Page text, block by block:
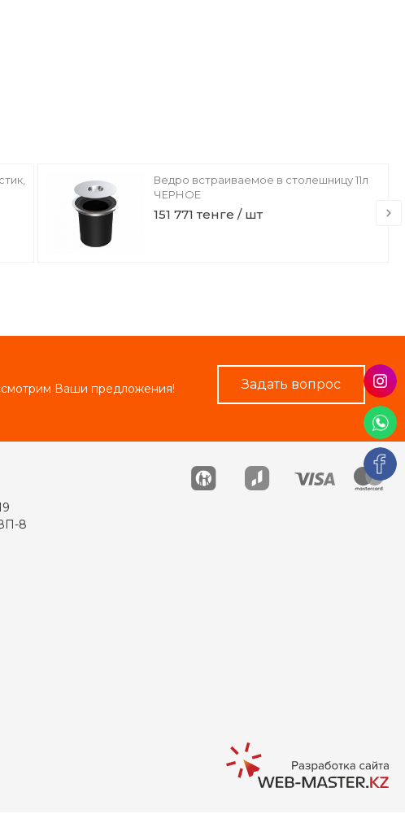
Ведро встраиваемое в столешницу 11л
ЧЕРНОЕ
151 771 тенге / шт
Ваши предложения! Задать вопрос
8